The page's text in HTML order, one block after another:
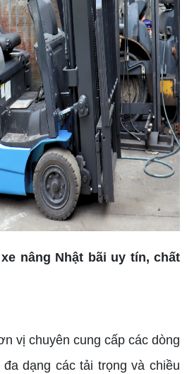
nâng Nhật bãi uy tín, chất
vị chuyên cung cấp các dòng
dạng các tải trọng và chiều